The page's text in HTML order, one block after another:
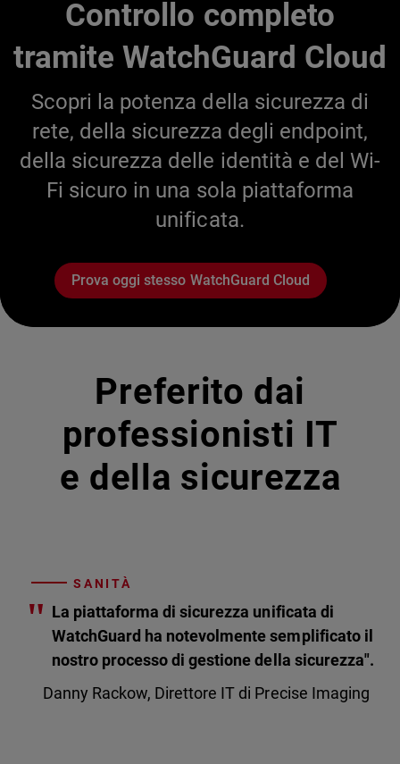
Controllo completo
tramite WatchGuard Cloud
Scopri la potenza della sicurezza di
rete, della sicurezza degli endpoint,
della sicurezza delle identità e del Wi-
Fi sicuro in una sola piattaforma
unificata.
Prova oggi stesso WatchGuard Cloud
Preferito dai
professionisti IT
e della sicurezza
SANITÀ
" La piattaforma di sicurezza unificata di
WatchGuard ha notevolmente semplificato il
nostro processo di gestione della sicurezza".
Danny Rackow, Direttore IT di Precise Imaging